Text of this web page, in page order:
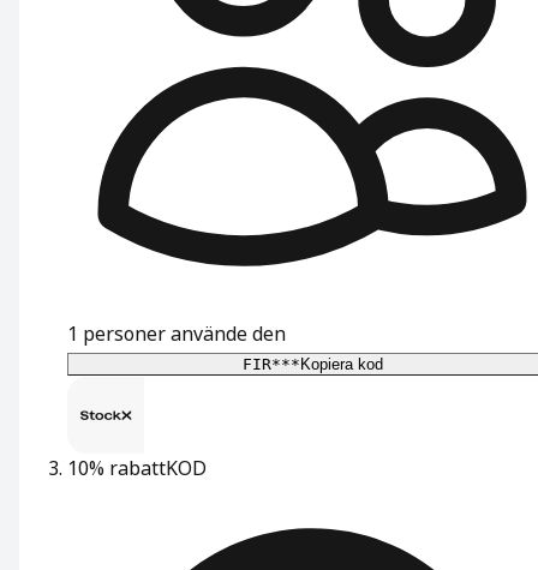
1 personer använde den
FIR***Kopiera kod
10% rabattKOD